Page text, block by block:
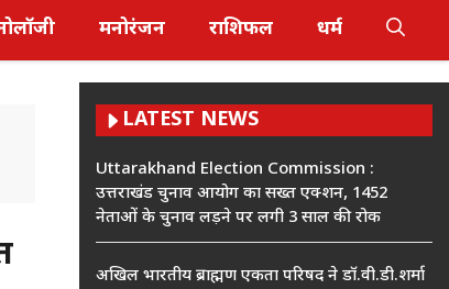
मनोरंजन राशिफल धर्म
LATEST NEWS
Uttarakhand Election Commission :
उत्तराखंड चुनाव आयोग का सख्त एक्शन, 1452
नेताओं के चुनाव लड़ने पर लगी 3 साल की रोक
अखिल भारतीय ब्राह्मण एकता परिषद ने डॉ.वी.डी.शर्मा